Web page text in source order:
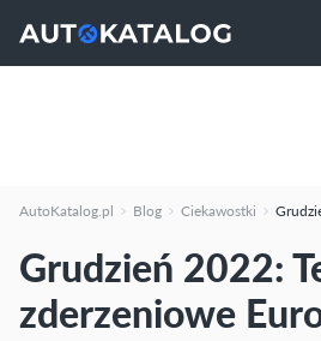
AutoKatalog.pl Blog Ciekawostki
Grudzień 2022:
zderzeniowe